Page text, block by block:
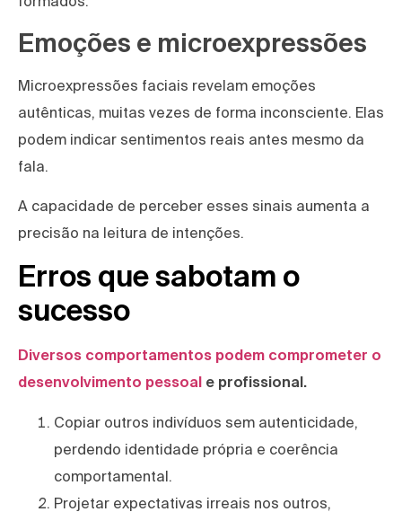
Emoções e microexpressões
Microexpressões faciais revelam emoções
autênticas, muitas vezes de forma inconsciente. Elas
podem indicar sentimentos reais antes mesmo da
fala.
A capacidade de perceber esses sinais aumenta a
precisão na leitura de intenções.
Erros que sabotam o
sucesso
Diversos comportamentos podem comprometer o
desenvolvimento pessoal e profissional.
Copiar outros indivíduos sem autenticidade,
perdendo identidade própria e coerência
comportamental.
Projetar expectativas irreais nos outros,